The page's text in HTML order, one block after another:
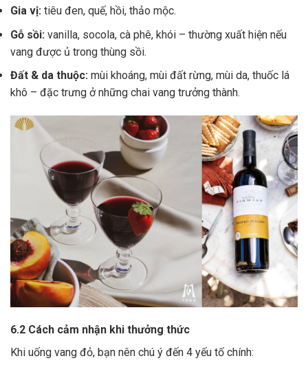
Gia vị: tiêu đen, quế, hồi, thảo mộc.
Gỗ sồi: vanilla, socola, cà phê, khói – thường xuất hiện nếu
vang được ủ trong thùng sồi.
Đất & da thuộc: mùi khoáng, mùi đất rừng, mùi da, thuốc lá
khô – đặc trưng ở những chai vang trưởng thành.
6.2 Cách cảm nhận khi thưởng thức
Khi uống vang đỏ, bạn nên chú ý đến 4 yếu tố chính: